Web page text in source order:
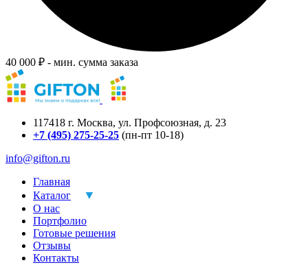
40 000 ₽ - мин. сумма заказа
117418 г. Москва, ул. Профсоюзная, д. 23
+7 (495) 275-25-25 (пн-пт 10-18)
info@gifton.ru
Главная
Каталог
О нас
Портфолио
Готовые решения
Отзывы
Контакты